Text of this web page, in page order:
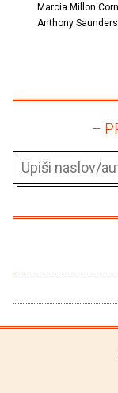
Marcia Millon
Anthony Saunders
–